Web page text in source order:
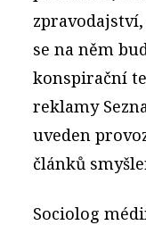
se na něm
konspirační
reklamy
uveden
článků
Sociolog